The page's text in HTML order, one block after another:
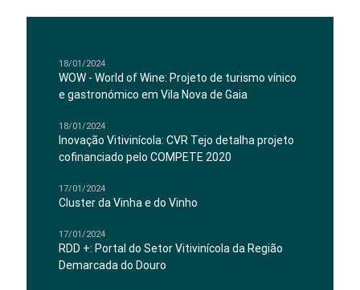
18/01/2024
WOW - World of Wine: Projeto de turismo vínico
e gastronómico em Vila Nova de Gaia
18/01/2024
Inovação Vitivinícola: CVR Tejo detalha projeto
cofinanciado pelo COMPETE 2020
17/01/2024
Cluster da Vinha e do Vinho
17/01/2024
RDD +: Portal do Setor Vitivinícola da Região
Demarcada do Douro